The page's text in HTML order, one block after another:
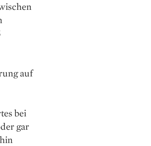
auf
bei
gar